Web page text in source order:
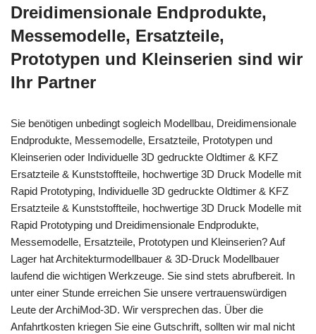
Dreidimensionale Endprodukte,
Messemodelle, Ersatzteile,
Prototypen und Kleinserien sind wir
Ihr Partner
Sie benötigen unbedingt sogleich Modellbau, Dreidimensionale
Endprodukte, Messemodelle, Ersatzteile, Prototypen und
Kleinserien oder Individuelle 3D gedruckte Oldtimer & KFZ
Ersatzteile & Kunststoffteile, hochwertige 3D Druck Modelle mit
Rapid Prototyping, Individuelle 3D gedruckte Oldtimer & KFZ
Ersatzteile & Kunststoffteile, hochwertige 3D Druck Modelle mit
Rapid Prototyping und Dreidimensionale Endprodukte,
Messemodelle, Ersatzteile, Prototypen und Kleinserien? Auf
Lager hat Architekturmodellbauer & 3D-Druck Modellbauer
laufend die wichtigen Werkzeuge. Sie sind stets abrufbereit. In
unter einer Stunde erreichen Sie unsere vertrauenswürdigen
Leute der ArchiMod-3D. Wir versprechen das. Über die
Anfahrtkosten kriegen Sie eine Gutschrift, sollten wir mal nicht